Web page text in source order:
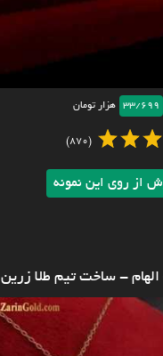
33/699 هزار تومان
(870)
از روی این نمونه
- ساخت تیم طلا زرین